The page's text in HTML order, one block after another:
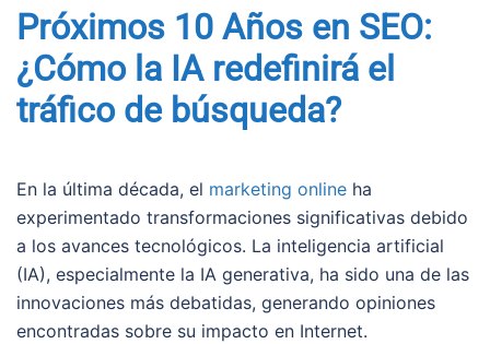
Próximos 10 Años en SEO:
¿Cómo la IA redefinirá el
tráfico de búsqueda?
En la última década, el marketing online ha
experimentado transformaciones significativas debido
a los avances tecnológicos. La inteligencia artificial
(IA), especialmente la IA generativa, ha sido una de las
innovaciones más debatidas, generando opiniones
encontradas sobre su impacto en Internet.